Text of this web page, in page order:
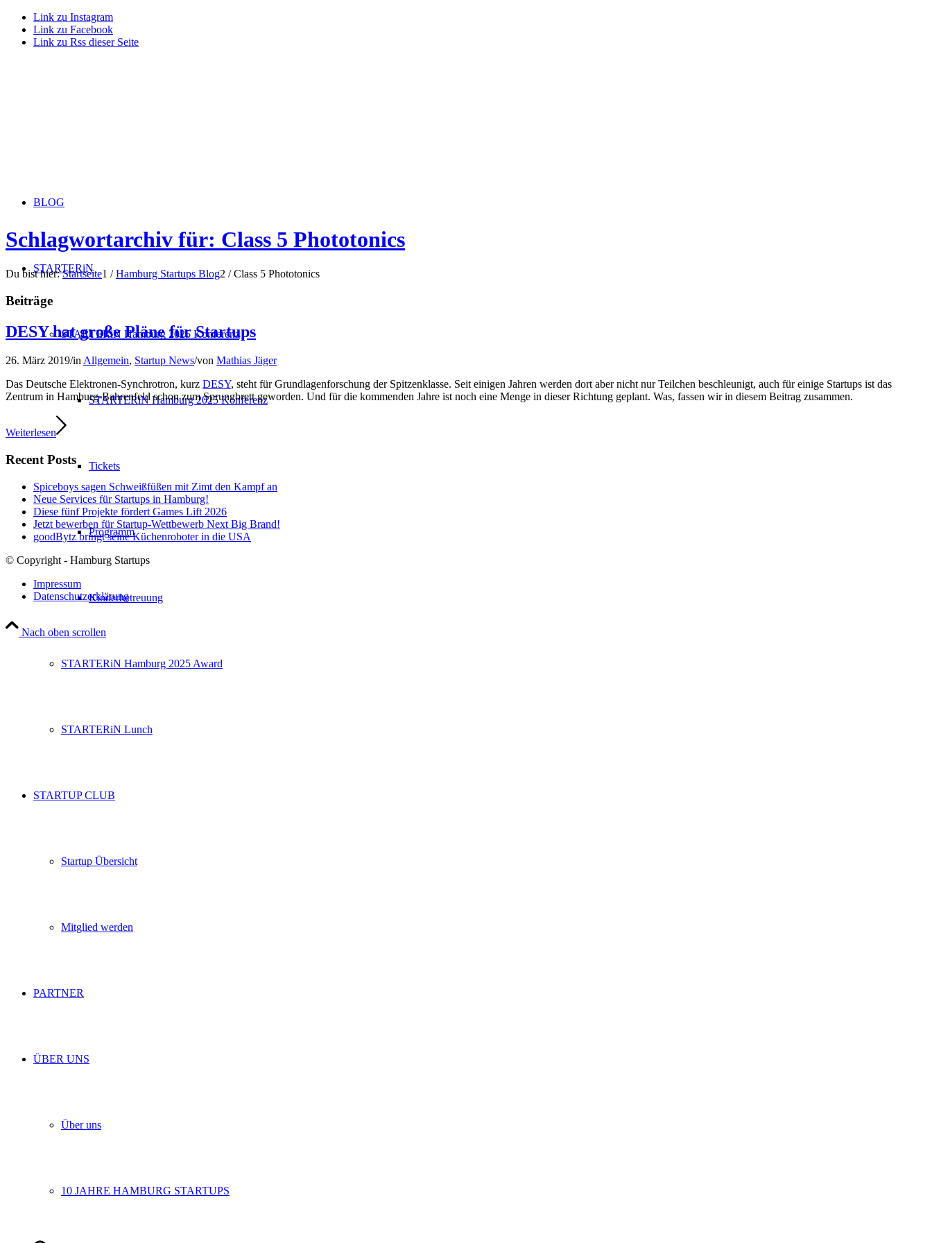
Link zu Instagram
Link zu Facebook
Link zu Rss dieser Seite
BLOG
STARTERiN
STARTERiN Hamburg 2025 Konferenz
STARTERiN Hamburg 2025 Konferenz
Tickets
Programm
Kinderbetreuung
STARTERiN Hamburg 2025 Award
STARTERiN Lunch
STARTUP CLUB
Startup Übersicht
Mitglied werden
PARTNER
ÜBER UNS
Über uns
10 JAHRE HAMBURG STARTUPS
Schlagwortarchiv für: Class 5 Phototonics
Du bist hier: Startseite1 / Hamburg Startups Blog2 / Class 5 Phototonics
Beiträge
DESY hat große Pläne für Startups
26. März 2019/inAllgemein, Startup News/von Mathias Jäger
Das Deutsche Elektronen-Synchrotron, kurz DESY, steht für Grundlagenforschung der Spitzenklasse. Seit einigen Jahren werden dort aber nicht nur Teilchen beschleunigt, auch für einige Startups ist das
Zentrum in Hamburg-Bahrenfeld schon zum Sprungbrett geworden. Und für die kommenden Jahre ist noch eine Menge in dieser Richtung geplant. Was, fassen wir in diesem Beitrag zusammen.
Weiterlesen
Recent Posts
Spiceboys sagen Schweißfüßen mit Zimt den Kampf an
Neue Services für Startups in Hamburg!
Diese fünf Projekte fördert Games Lift 2026
Jetzt bewerben für Startup-Wettbewerb Next Big Brand!
goodBytz bringt seine Küchenroboter in die USA
© Copyright - Hamburg Startups
Impressum
Datenschutzerklärung
Nach oben scrollen